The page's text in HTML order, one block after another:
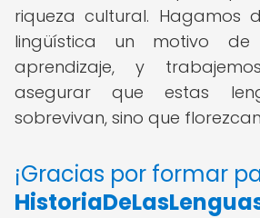
riqueza cultural. Hagamos
lingüística un motivo de
aprendizaje, y
asegurar que estas
sobrevivan, sino que
¡Gracias por formar